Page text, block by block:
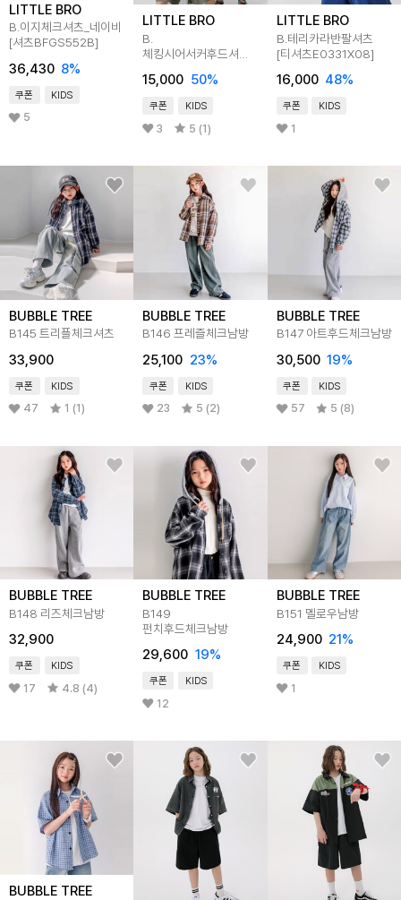
LITTLE BRO
B.이지체크셔츠_네이비
[셔츠BFGS552B]
36,430 8%
쿠폰 KIDS
5
LITTLE BRO
B.
체킹시어서커후드셔츠
15,000 50%
쿠폰 KIDS
3 5 (1)
LITTLE BRO
B.테리카라반팔셔츠
[티셔츠E0331X08]
16,000 48%
쿠폰 KIDS
1
BUBBLE TREE
B145 트리플체크셔츠
33,900
쿠폰 KIDS
47 1 (1)
BUBBLE TREE
B146 프레즐체크남방
25,100 23%
쿠폰 KIDS
23 5 (2)
BUBBLE TREE
B147 아트후드체크남방
30,500 19%
쿠폰 KIDS
57 5 (8)
BUBBLE TREE
B148 리즈체크남방
32,900
쿠폰 KIDS
17 4.8 (4)
BUBBLE TREE
B149
펀치후드체크남방
29,600 19%
쿠폰 KIDS
12
BUBBLE TREE
B151 멜로우남방
24,900 21%
쿠폰 KIDS
1
BUBBLE TREE